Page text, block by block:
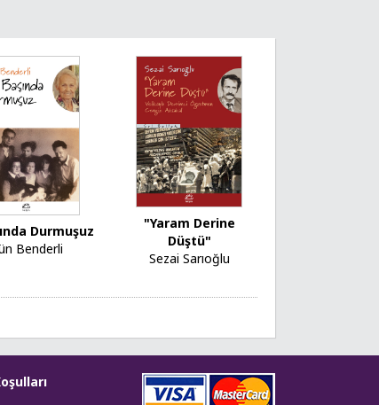
Durmuşuz
Benderli
"Yaram Derine
Düştü"
Sezai Sarıoğlu